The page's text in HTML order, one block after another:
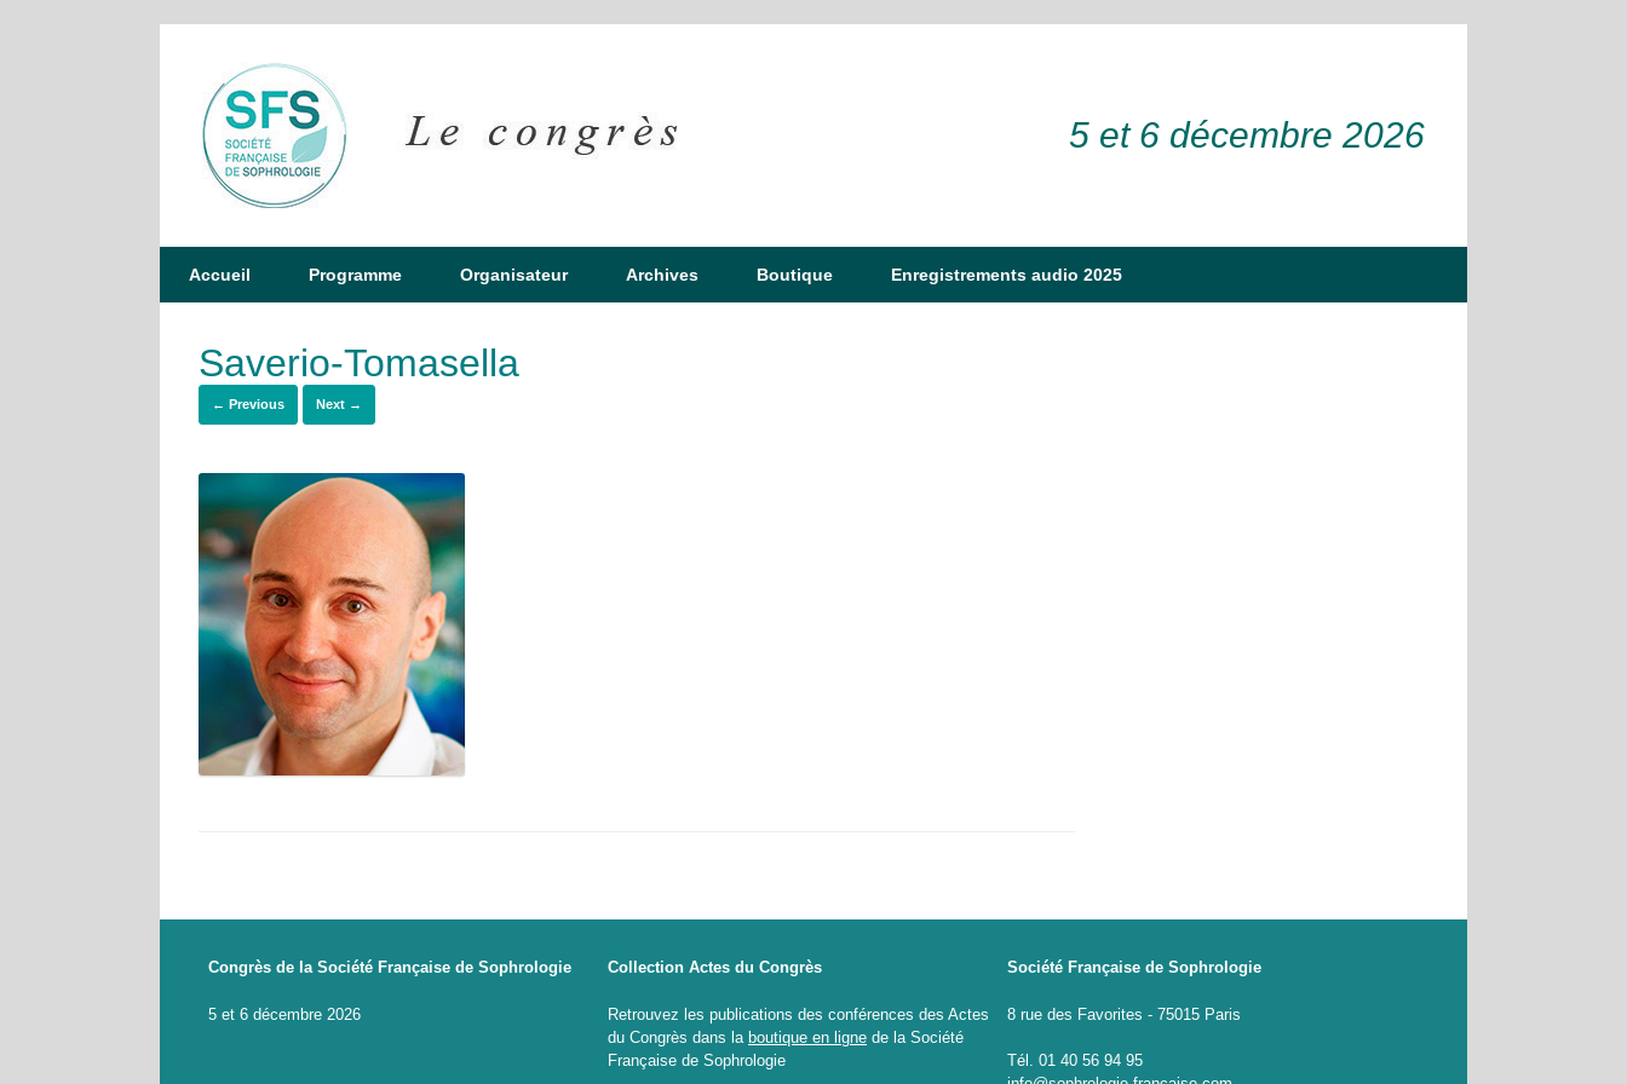
5 et 6 décembre 2026
Accueil Programme Organisateur Archives Boutique Enregistrements audio 2025
Saverio-Tomasella
← Previous Next →
Congrès de la Société Française de Sophrologie
5 et 6 décembre 2026
Collection Actes du Congrès
Retrouvez les publications des conférences des Actes
du Congrès dans la boutique en ligne de la Société
Française de Sophrologie
Société Française de Sophrologie
8 rue des Favorites - 75015 Paris
Tél. 01 40 56 94 95